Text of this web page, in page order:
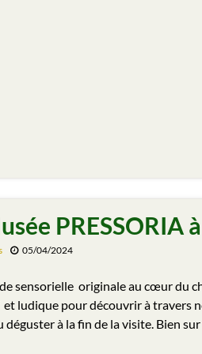
PRESSORIA
05/04/2024
sensorielle originale au cœur du
ludique pour découvrir à travers
déguster à la fin de la visite. Bien